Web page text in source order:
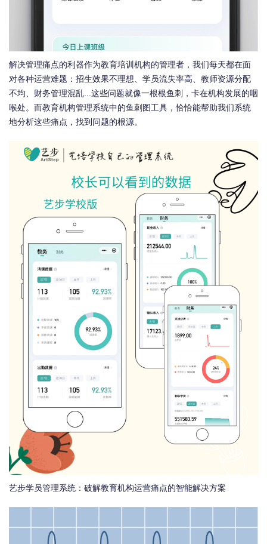
解决管理痛点的利器作为教育培训机构的管理者，我们每天都在面
对各种运营难题：招生效果不理想、学员流失率高、教师资源分配
不均、财务管理混乱...这些问题就像一根根鱼刺，卡在机构发展的咽
喉处。而教育机构管理系统中的鱼刺图工具，恰恰能帮助我们系统
地分析这些痛点，找到问题的根源。
艺步学员管理系统：破解教育机构运营痛点的智能解决方案